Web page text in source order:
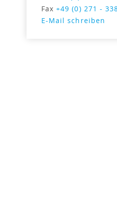
Fax+49 (0) 271 -
E-Mail schreiben